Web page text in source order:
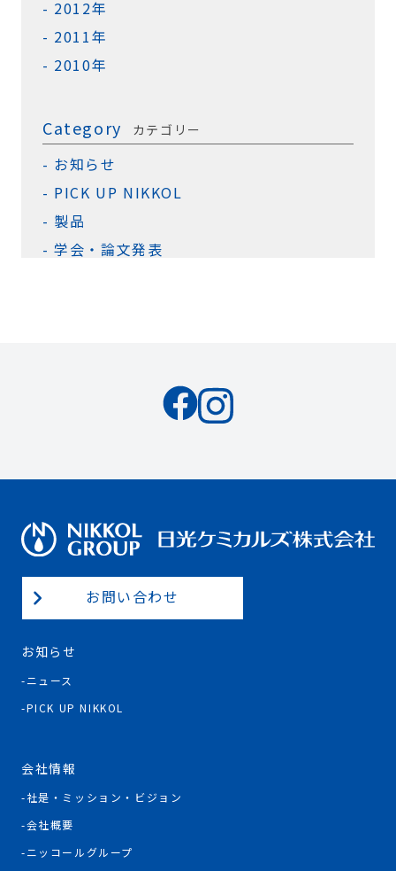
2012年
2011年
2010年
Category カテゴリー
お知らせ
PICK UP NIKKOL
製品
学会・論文発表
お問い合わせ
お知らせ
ニュース
PICK UP NIKKOL
会社情報
社是・ミッション・ビジョン
会社概要
ニッコールグループ